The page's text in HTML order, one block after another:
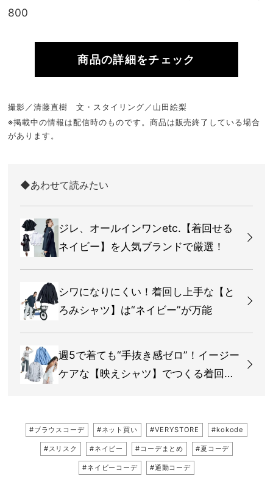
800
商品の詳細をチェック
撮影／清藤直樹 文・スタイリング／山田絵梨
※掲載中の情報は配信時のものです。商品は販売終了している場合
があります。
◆あわせて読みたい
ジレ、オールインワンetc.【着回せる
ネイビー】を人気ブランドで厳選！
シワになりにくい！着回し上手な【と
ろみシャツ】は“ネイビー”が万能
週5で着ても“手抜き感ゼロ”！イージー
ケアな【映えシャツ】でつくる着回し
#ブラウスコーデ #ネット買い #VERYSTORE #kokode
#スリスク #ネイビー #コーデまとめ #夏コーデ
#ネイビーコーデ #通勤コーデ